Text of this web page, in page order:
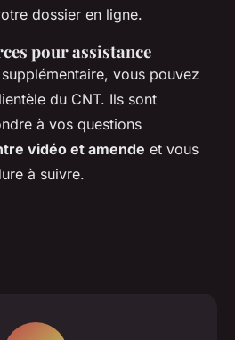
dossier en ligne.
pour assistance
vous pouvez
du CNT. Ils sont
à vos questions
vidéo et amende et vous
à suivre.